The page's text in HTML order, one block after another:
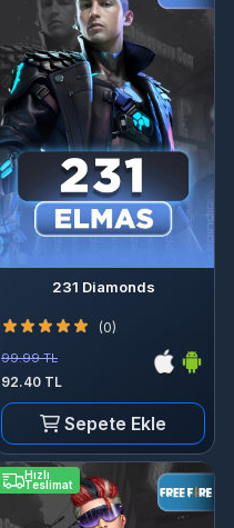
231 Diamonds
(0)
99.99 TL
92.40 TL
Sepete Ekle
Hızlı
Teslimat